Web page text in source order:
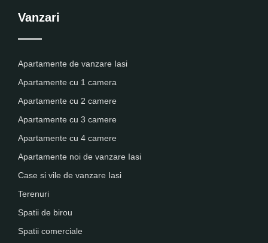
Vanzari
Apartamente de vanzare Iasi
Apartamente cu 1 camera
Apartamente cu 2 camere
Apartamente cu 3 camere
Apartamente cu 4 camere
Apartamente noi de vanzare Iasi
Case si vile de vanzare Iasi
Terenuri
Spatii de birou
Spatii comerciale